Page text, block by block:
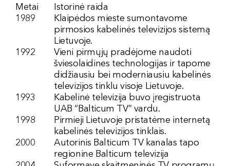
Metai
Istorinė raida
1989
Klaipėdos mieste sumontavome
pirmosios kabelinės televizijos sistemą
Lietuvoje.
1992
Vieni pirmųjų pradėjome naudoti
šviesolaidines technologijas ir tapome
didžiausiu bei moderniausiu kabelinės
televizijos tinklu visoje Lietuvoje.
1993
Kabelinė televizija buvo įregistruota
UAB “Balticum TV” vardu.
1998
Pirmieji Lietuvoje pristatėme internetą
kabelinės televizijos tinklais.
2000
Autorinis Balticum TV kanalas tapo
regionine Balticum televizija